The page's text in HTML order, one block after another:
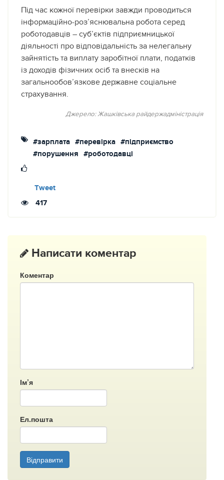
Під час кожної перевірки завжди проводиться
інформаційно-роз’яснювальна робота серед
роботодавців – суб’єктів підприємницької
діяльності про відповідальність за нелегальну
зайнятість та виплату заробітної плати, податків
із доходів фізичних осіб та внесків на
загальнообов’язкове державне соціальне
страхування.
Джерело: Жашківська райдержадміністрація
#зарплата #перевірка #підприємство
#порушення
#роботодавці
Tweet
417
Написати коментар
Коментар
Ім’я
Ел.пошта
Відправити